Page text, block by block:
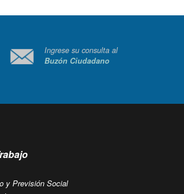
Ingrese su consulta al
Buzón Ciudadano
y Previsión Social